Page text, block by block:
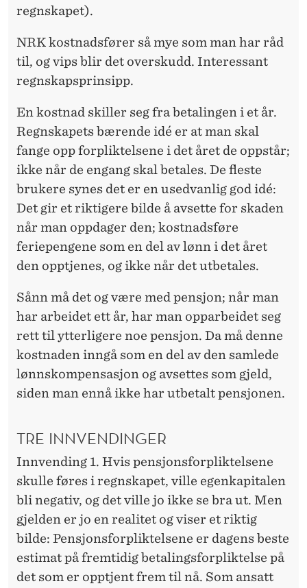
regnskapet).
NRK kostnadsfører så mye som man har råd
til, og vips blir det overskudd. Interessant
regnskapsprinsipp.
En kostnad skiller seg fra betalingen i et år.
Regnskapets bærende idé er at man skal
fange opp forpliktelsene i det året de oppstår;
ikke når de engang skal betales. De fleste
brukere synes det er en usedvanlig god idé:
Det gir et riktigere bilde å avsette for skaden
når man oppdager den; kostnadsføre
feriepengene som en del av lønn i det året
den opptjenes, og ikke når det utbetales.
Sånn må det og være med pensjon; når man
har arbeidet ett år, har man opparbeidet seg
rett til ytterligere noe pensjon. Da må denne
kostnaden inngå som en del av den samlede
lønnskompensasjon og avsettes som gjeld,
siden man ennå ikke har utbetalt pensjonen.
TRE INNVENDINGER
Innvending 1. Hvis pensjonsforpliktelsene
skulle føres i regnskapet, ville egenkapitalen
bli negativ, og det ville jo ikke se bra ut. Men
gjelden er jo en realitet og viser et riktig
bilde: Pensjonsforpliktelsene er dagens beste
estimat på fremtidig betalingsforpliktelse på
det som er opptjent frem til nå. Som ansatt